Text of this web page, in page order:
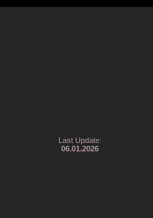
Last Update:
06.01.2026